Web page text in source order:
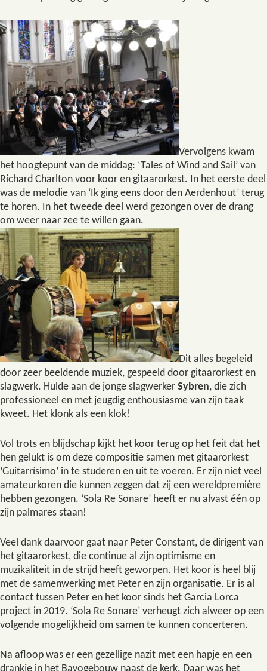
Vervolgens kwam
het hoogtepunt van de middag: ‘Tales of Wind and Sail’ van
Richard Charlton voor koor en gitaarorkest. In het eerste deel
was de melodie van ‘Ik ging eens door den Aerdenhout’ terug
te horen. In het tweede deel werd gezongen over de drang
om weer naar zee te willen gaan.
Dit alles begeleid
door zeer beeldende muziek, gespeeld door gitaarorkest en
slagwerk. Hulde aan de jonge slagwerker Sybren, die zich
professioneel en met jeugdig enthousiasme van zijn taak
kweet. Het klonk als een klok!
Vol trots en blijdschap kijkt het koor terug op het feit dat het
hen gelukt is om deze compositie samen met gitaarorkest
‘Guitarrísimo’ in te studeren en uit te voeren. Er zijn niet veel
amateurkoren die kunnen zeggen dat zij een wereldpremière
hebben gezongen. ‘Sola Re Sonare’ heeft er nu alvast één op
zijn palmares staan!
Veel dank daarvoor gaat naar Peter Constant, de dirigent van
het gitaarorkest, die continue al zijn optimisme en
muzikaliteit in de strijd heeft geworpen. Het koor is heel blij
met de samenwerking met Peter en zijn organisatie. Er is al
contact tussen Peter en het koor sinds het Garcia Lorca
project in 2019. ‘Sola Re Sonare’ verheugt zich alweer op een
volgende mogelijkheid om samen te kunnen concerteren.
Na afloop was er een gezellige nazit met een hapje en een
drankje in het Bavogebouw naast de kerk. Daar was het